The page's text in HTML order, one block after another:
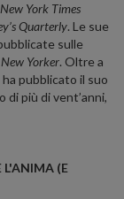
New York Times
Quarterly. Le sue
sulle
New Yorker. Oltre a
pubblicato il suo
di più di vent’anni,
L'ANIMA (E